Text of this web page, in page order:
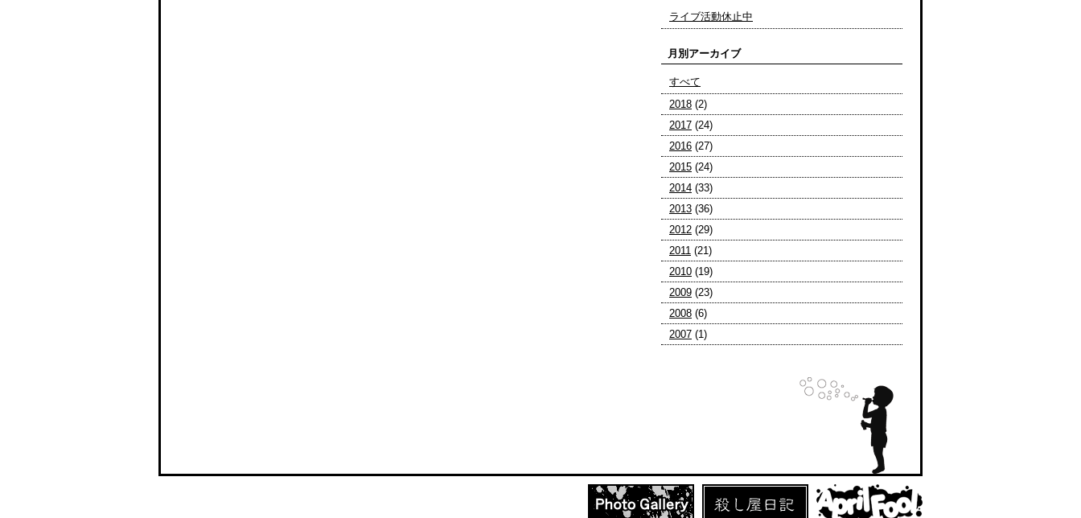
ライブ活動休止中
月別アーカイブ
すべて
2018 (2)
2017 (24)
2016 (27)
2015 (24)
2014 (33)
2013 (36)
2012 (29)
2011 (21)
2010 (19)
2009 (23)
2008 (6)
2007 (1)